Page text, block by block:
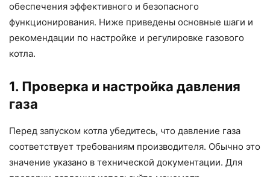
обеспечения эффективного и безопасного
функционирования. Ниже приведены основные шаги и
рекомендации по настройке и регулировке газового
котла.
1. Проверка и настройка давления
газа
Перед запуском котла убедитесь, что давление газа
соответствует требованиям производителя. Обычно это
значение указано в технической документации. Для